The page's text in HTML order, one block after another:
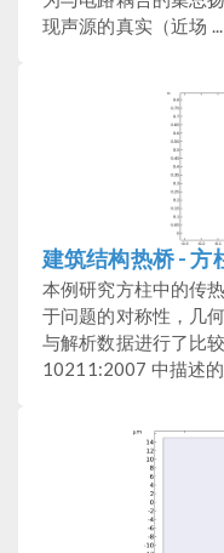
现声源的真实（近场 ...
建筑结构热桥 - 方
本例研究方柱中的传
于问题的对称性，几
与解析数据进行了比
10211:2007 中描述